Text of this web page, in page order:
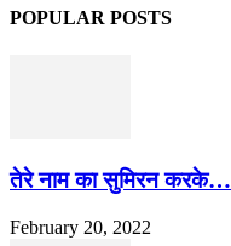
POPULAR POSTS
तेरे नाम का सुमिरन करके…
February 20, 2022